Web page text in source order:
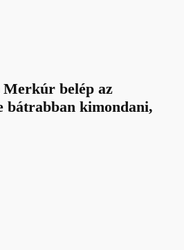
Merkúr belép az
bátrabban kimondani,